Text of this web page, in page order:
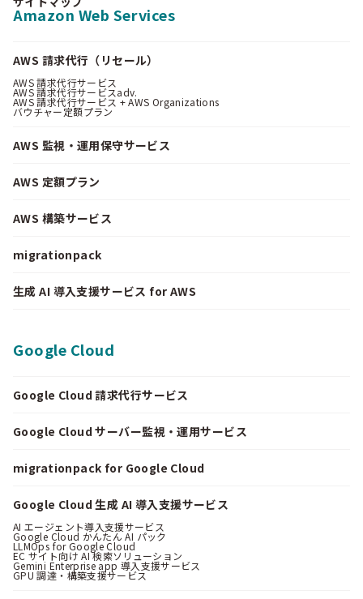
Amazon Web Services
AWS 請求代行（リセール）
AWS 請求代行サービス
AWS 請求代行サービスadv.
AWS 請求代行サービス + AWS Organizations
バウチャー定額プラン
AWS 監視・運用保守サービス
AWS 定額プラン
AWS 構築サービス
migrationpack
生成 AI 導入支援サービス for AWS
Google Cloud
Google Cloud 請求代行サービス
Google Cloud サーバー監視・運用サービス
migrationpack for Google Cloud
Google Cloud 生成 AI 導入支援サービス
AI エージェント導入支援サービス
Google Cloud かんたん AI パック
LLMOps for Google Cloud
EC サイト向け AI 検索ソリューション
Gemini Enterprise app 導入支援サービス
GPU 調達・構築支援サービス